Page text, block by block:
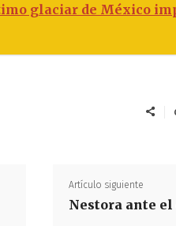
glaciar de México
Artículo siguiente
Nestora ante